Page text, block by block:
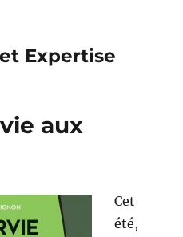
Expertise
aux
Cet
été,